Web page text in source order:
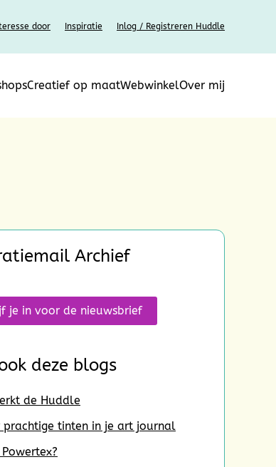
door Inspiratie Inlog / Registreren Huddle
Creatief op maatWebwinkelOver mij
Archief
je in voor de nieuwsbrief
deze blogs
de Huddle
prachtige tinten in je art journal